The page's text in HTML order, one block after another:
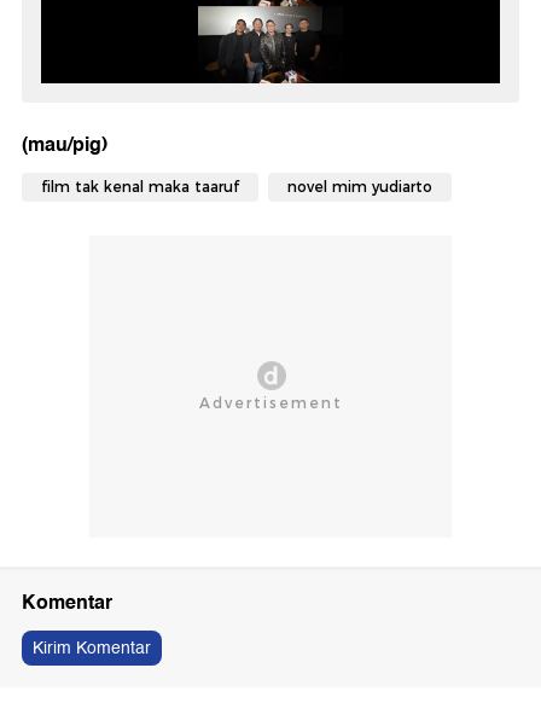
(mau/pig)
film tak kenal maka taaruf novel mim yudiarto
Komentar
Kirim Komentar